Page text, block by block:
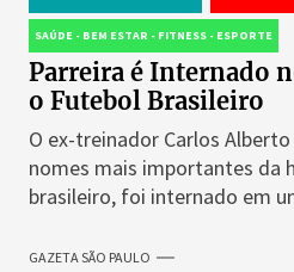
SAÚDE - BEM ESTAR - FITNESS - ESPORTE
Parreira é Internado
o Futebol Brasileiro
O ex-treinador Carlos
nomes mais importantes da
brasileiro, foi internado em
GAZETA SÃO PAULO